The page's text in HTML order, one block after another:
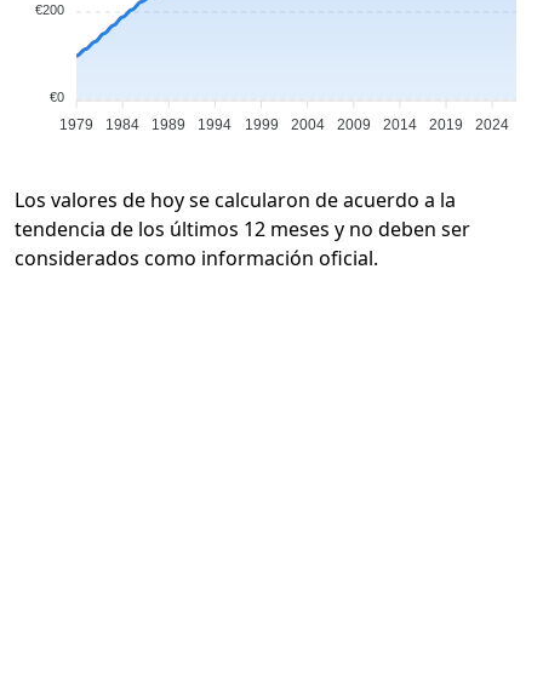
€200
€0
1979 1984 1989 1994 1999 2004 2009 2014 2019 2024
Los valores de hoy se calcularon de acuerdo a la
tendencia de los últimos 12 meses y no deben ser
considerados como información oficial.